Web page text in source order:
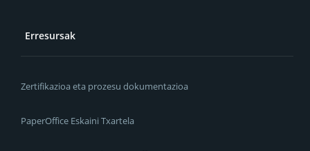
Erresursak
Zertifikazioa eta prozesu dokumentazioa
PaperOffice Eskaini Txartela